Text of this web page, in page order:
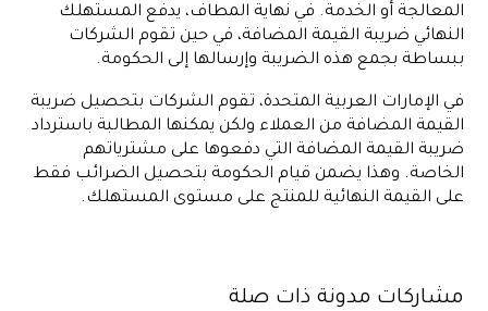
المعالجة أو الخدمة. في نهاية المطاف، يدفع المستهلك
النهائي ضريبة القيمة المضافة، في حين تقوم الشركات
ببساطة بجمع هذه الضريبة وإرسالها إلى الحكومة.
في الإمارات العربية المتحدة، تقوم الشركات بتحصيل ضريبة
القيمة المضافة من العملاء ولكن يمكنها المطالبة باسترداد
ضريبة القيمة المضافة التي دفعوها على مشترياتهم
الخاصة. وهذا يضمن قيام الحكومة بتحصيل الضرائب فقط
على القيمة النهائية للمنتج على مستوى المستهلك.
مشاركات مدونة ذات صلة